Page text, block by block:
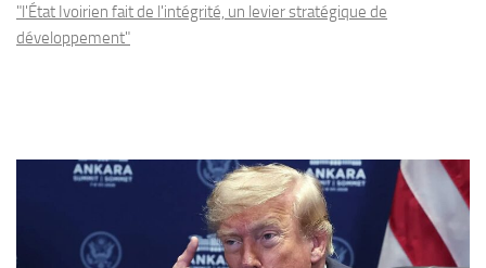
"l'État Ivoirien fait de l'intégrité, un levier stratégique de
développement"